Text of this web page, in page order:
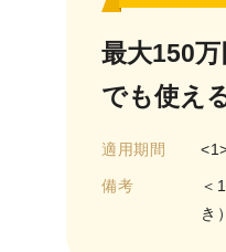
最大150
でも使え
適用期間
備考
＜
き